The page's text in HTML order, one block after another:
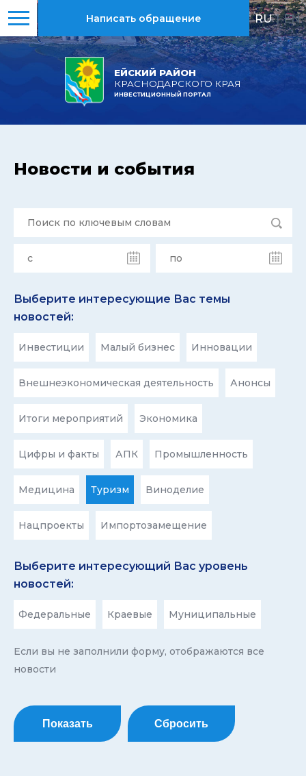
ЕЙСКИЙ РАЙОН
КРАСНОДАРСКОГО КРАЯ
ИНВЕСТИЦИОННЫЙ ПОРТАЛ
Написать обращение RU | EN
Новости и события
Выберите интересующие Вас темы
новостей:
Инвестиции Малый бизнес Инновации
Внешнеэкономическая деятельность Анонсы
Итоги мероприятий Экономика
Цифры и факты АПК Промышленность
Медицина Туризм Виноделие
Нацпроекты Импортозамещение
Выберите интересующий Вас уровень
новостей:
Федеральные Краевые Муниципальные
Если вы не заполнили форму, отображаются все
новости
Показать Сбросить